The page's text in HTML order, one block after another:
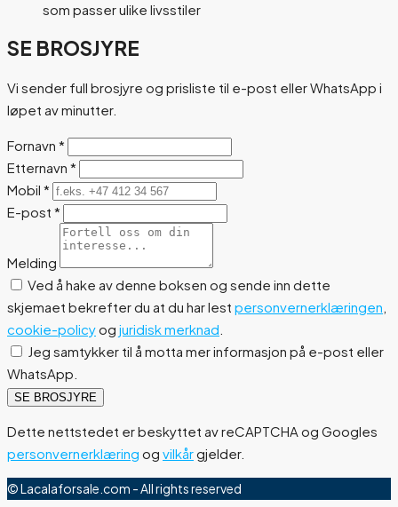
som passer ulike livsstiler
SE BROSJYRE
Vi sender full brosjyre og prisliste til e-post eller WhatsApp i
løpet av minutter.
Fornavn *
Etternavn *
Mobil *
E-post *
Melding
Ved å hake av denne boksen og sende inn dette
skjemaet bekrefter du at du har lest personvernerklæringen
cookie-policyog juridisk merknad
Jeg samtykker til å motta mer informasjon på e-post eller
WhatsApp.
SE BROSJYRE
Dette nettstedet er beskyttet av reCAPTCHA og Googles
personvernerklæring og vilkårgjelder.
© Lacalaforsale.com - All rights reserved